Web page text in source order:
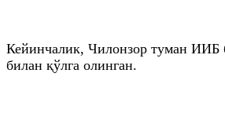
Кейинчалик, Чилонзор туман ИИБ
билан қўлга олинган.